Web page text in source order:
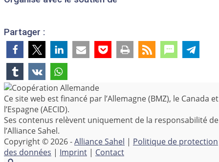
Partager :
Ce site web est financé par l’Allemagne (BMZ), le Canada et
l’Espagne (AECID).
Ses contenus relèvent uniquement de la responsabilité de
l’Alliance Sahel.
Copyright © 2026 -Alliance Sahel | Politique de protection
des données | Imprint | Contact